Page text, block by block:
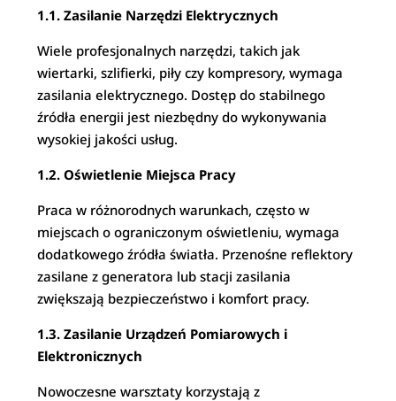
1.1. Zasilanie Narzędzi Elektrycznych
Wiele profesjonalnych narzędzi, takich jak
wiertarki, szlifierki, piły czy kompresory, wymaga
zasilania elektrycznego. Dostęp do stabilnego
źródła energii jest niezbędny do wykonywania
wysokiej jakości usług.
1.2. Oświetlenie Miejsca Pracy
Praca w różnorodnych warunkach, często w
miejscach o ograniczonym oświetleniu, wymaga
dodatkowego źródła światła. Przenośne reflektory
zasilane z generatora lub stacji zasilania
zwiększają bezpieczeństwo i komfort pracy.
1.3. Zasilanie Urządzeń Pomiarowych i
Elektronicznych
Nowoczesne warsztaty korzystają z